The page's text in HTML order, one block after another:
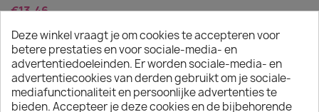
€13.46
Tax excluded
Power Cord C14 to C15 black 2.5m
Quantity
Deze winkel vraagt je om cookies te accepteren voor
betere prestaties en voor sociale-media- en
advertentiedoeleinden. Er worden sociale-media- en
advertentiecookies van derden gebruikt om je sociale-
mediafunctionaliteit en persoonlijke advertenties te
bieden. Accepteer je deze cookies en de bijbehorende